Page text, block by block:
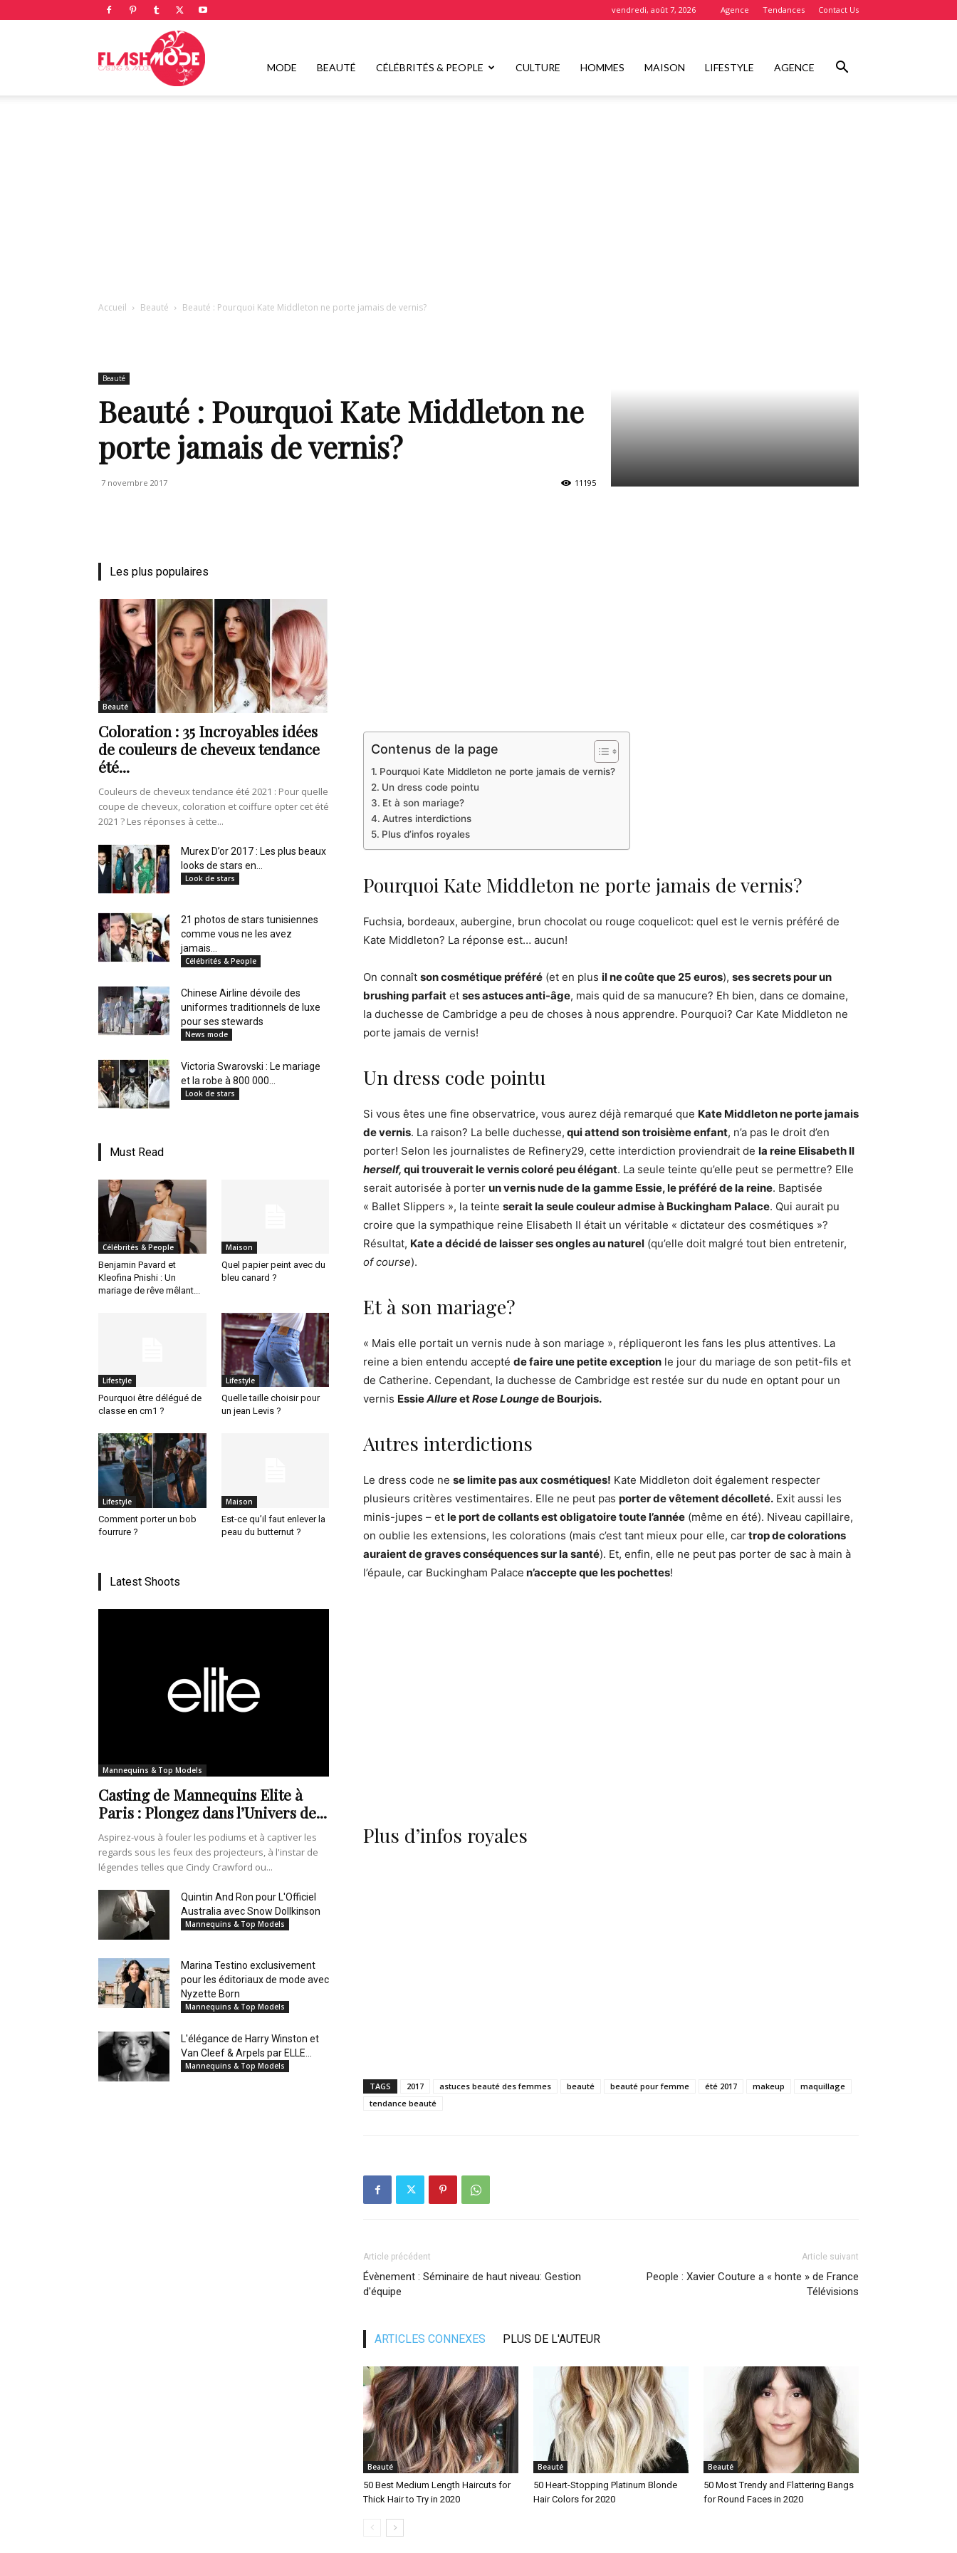
vendredi, août 7, 2026 Agence Tendances Contact Us
Flashmode
de
vie
Numéro
un
en
Tunisie
au
Maghreb
MODE BEAUTÉ CÉLÉBRITÉS & PEOPLE CULTURE HOMMES MAISON LIFESTYLE AGENCE
Accueil Beauté Beauté : Pourquoi Kate Middleton ne porte jamais de vernis?
Beauté
Beauté : Pourquoi Kate Middleton ne
porte jamais de vernis?
7 novembre 2017 11195
Contenus de la page
Pourquoi Kate Middleton ne porte jamais de vernis?
Un dress code pointu
Et à son mariage?
Autres interdictions
Plus d’infos royales
Pourquoi Kate Middleton ne porte jamais de vernis?
Fuchsia, bordeaux, aubergine, brun chocolat ou rouge coquelicot: quel est le vernis préféré de
Kate Middleton? La réponse est… aucun!
On connaît son cosmétique préféré (et en plus il ne coûte que 25 euros), ses secrets pour un
brushing parfait et ses astuces anti-âge, mais quid de sa manucure? Eh bien, dans ce domaine,
la duchesse de Cambridge a peu de choses à nous apprendre. Pourquoi? Car Kate Middleton ne
porte jamais de vernis!
Un dress code pointu
Si vous êtes une fine observatrice, vous aurez déjà remarqué que Kate Middleton ne porte jamais
de vernis. La raison? La belle duchesse, qui attend son troisième enfant, n’a pas le droit d’en
porter! Selon les journalistes de Refinery29, cette interdiction proviendrait de la reine Elisabeth II
herself, qui trouverait le vernis coloré peu élégant. La seule teinte qu’elle peut se permettre? Elle
serait autorisée à porter un vernis nude de la gamme Essie, le préféré de la reine. Baptisée
« Ballet Slippers », la teinte serait la seule couleur admise à Buckingham Palace. Qui aurait pu
croire que la sympathique reine Elisabeth II était un véritable « dictateur des cosmétiques »?
Résultat, Kate a décidé de laisser ses ongles au naturel (qu’elle doit malgré tout bien entretenir,
of course).
Et à son mariage?
« Mais elle portait un vernis nude à son mariage », répliqueront les fans les plus attentives. La
reine a bien entendu accepté de faire une petite exception le jour du mariage de son petit-fils et
de Catherine. Cependant, la duchesse de Cambridge est restée sur du nude en optant pour un
vernis EssieAllureetRose Loungede Bourjois.
Autres interdictions
Le dress code ne se limite pas aux cosmétiques! Kate Middleton doit également respecter
plusieurs critères vestimentaires. Elle ne peut pas porter de vêtement décolleté. Exit aussi les
minis-jupes – et le port de collants est obligatoire toute l’année (même en été). Niveau capillaire,
on oublie les extensions, les colorations (mais c’est tant mieux pour elle, cartrop de colorations
auraient de graves conséquences sur la santé). Et, enfin, elle ne peut pas porter de sac à main à
l’épaule, car Buckingham Palace n’accepte que les pochettes!
Plus d’infos royales
TAGS 2017 astuces beauté des femmes beauté beauté pour femme été 2017 makeup
maquillage
tendance beauté
Article précédent
Évènement : Séminaire de haut niveau: Gestion
d'équipe
Article suivant
People : Xavier Couture a « honte » de France
Télévisions
ARTICLES CONNEXES PLUS DE L'AUTEUR
Beauté
50 Best Medium Length Haircuts for
Thick Hair to Try in 2020
Beauté
50 Heart-Stopping Platinum Blonde
Hair Colors for 2020
Beauté
50 Most Trendy and Flattering Bangs
for Round Faces in 2020
Les plus populaires
Beauté
Coloration : 35 Incroyables idées
de couleurs de cheveux tendance
été...
Couleurs de cheveux tendance été 2021 : Pour quelle
coupe de cheveux, coloration et coiffure opter cet été
2021 ? Les réponses à cette...
Murex D’or 2017 : Les plus beaux
looks de stars en...
Look de stars
21 photos de stars tunisiennes
comme vous ne les avez
jamais...
Célébrités & People
Chinese Airline dévoile des
uniformes traditionnels de luxe
pour ses stewards
News mode
Victoria Swarovski : Le mariage
et la robe à 800 000...
Look de stars
Must Read
Célébrités & People
Benjamin Pavard et
Kleofina Pnishi : Un
mariage de rêve mêlant...
Maison
Quel papier peint avec du
bleu canard ?
Lifestyle
Pourquoi être délégué de
classe en cm1 ?
Lifestyle
Quelle taille choisir pour
un jean Levis ?
Lifestyle
Comment porter un bob
fourrure ?
Maison
Est-ce qu’il faut enlever la
peau du butternut ?
Latest Shoots
Mannequins & Top Models
Casting de Mannequins Elite à
Paris : Plongez dans l’Univers de...
Aspirez-vous à fouler les podiums et à captiver les
regards sous les feux des projecteurs, à l'instar de
légendes telles que Cindy Crawford ou...
Quintin And Ron pour L'Officiel
Australia avec Snow Dollkinson
Mannequins & Top Models
Marina Testino exclusivement
pour les éditoriaux de mode avec
Nyzette Born
Mannequins & Top Models
L'élégance de Harry Winston et
Van Cleef & Arpels par ELLE...
Mannequins & Top Models